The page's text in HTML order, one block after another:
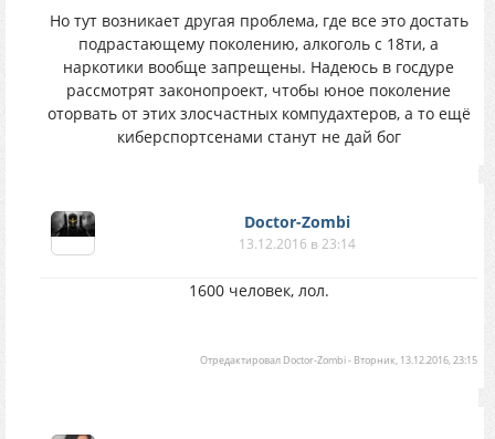
Но тут возникает другая проблема, где все это достать
подрастающему поколению, алкоголь с 18ти, а
наркотики вообще запрещены. Надеюсь в госдуре
рассмотрят законопроект, чтобы юное поколение
оторвать от этих злосчастных компудахтеров, а то ещё
киберспортсенами станут не дай бог
Doctor-Zombi
13.12.2016 в 23:14
1600 человек, лол.
Отредактировал Doctor-Zombi- Вторник, 13.12.2016, 23:15